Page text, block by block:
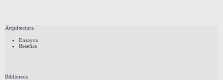
Arquitectura
Ensayos
Reseñas
Biblioteca